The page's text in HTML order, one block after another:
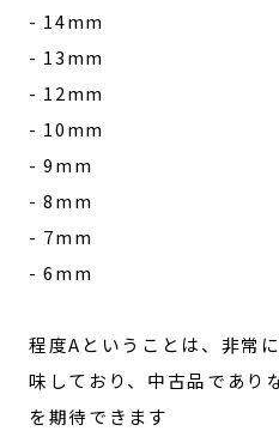
- 14mm
- 13mm
- 12mm
- 10mm
- 9mm
- 8mm
- 7mm
- 6mm
程度Aということは、非常
味しており、中古品であり
を期待できます